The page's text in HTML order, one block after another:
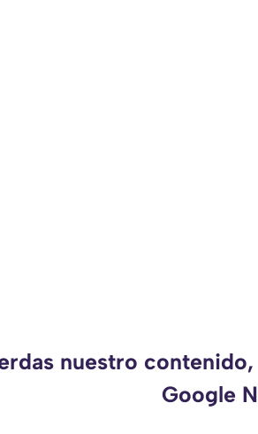
nuestro
Google